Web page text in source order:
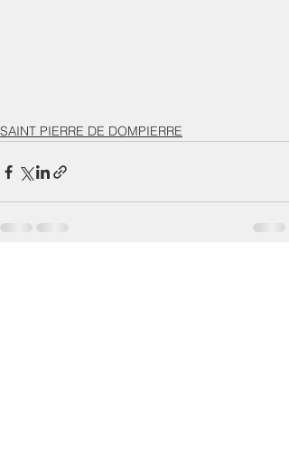
SAINT PIERRE DE DOMPIERRE